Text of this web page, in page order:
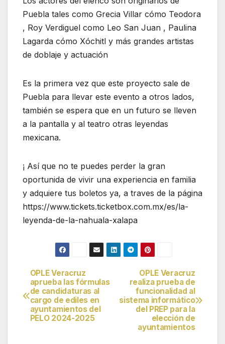
Puebla tales como Grecia Villar cómo Teodora
, Roy Verdiguel como Leo San Juan , Paulina
Lagarda cómo Xóchitl y más grandes artistas
de doblaje y actuación
Es la primera vez que este proyecto sale de
Puebla para llevar este evento a otros lados,
también se espera que en un futuro se lleven
a la pantalla y al teatro otras leyendas
mexicana.
¡ Así que no te puedes perder la gran
oportunida de vivir una experiencia en familia
y adquiere tus boletos ya, a traves de la página
https://www.tickets.ticketbox.com.mx/es/la-
leyenda-de-la-nahuala-xalapa
Navegación
de
entradas
OPLE Veracruz
realiza prueba de
funcionalidad al
sistema informático
del PREP para la
elección de
ayuntamientos
OPLE Veracruz
aprueba las fórmulas
de candidaturas al
cargo de ediles en
ayuntamientos del
PELO 2024-2025